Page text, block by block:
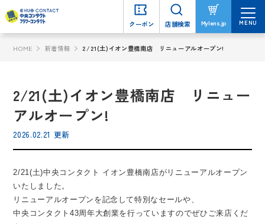
クーポン 店舗検索 Mylens.jp MENU
HOME 新着情報 2/21(土)イオン豊橋南店 リニューアルオープン!
2/21(土)イオン豊橋南店 リニュー
アルオープン!
2026.02.21 更新
2/21(土)中央コンタクト イオン豊橋南店がリニューアルオープン
いたしました。
リニューアルオープンを記念して特別なセールや、
中央コンタクト43周年大創業を行っていますのでぜひご来店くだ
クーポン 店舗検索 Mylens.jp MENU